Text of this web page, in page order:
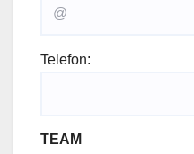
Telefon:
TEAM